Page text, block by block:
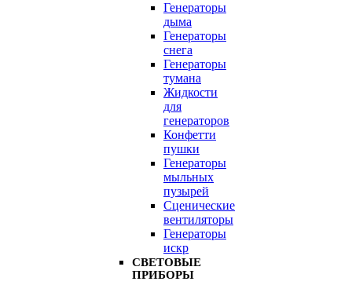
Генераторы
дыма
Генераторы
снега
Генераторы
тумана
Жидкости
для
генераторов
Конфетти
пушки
Генераторы
мыльных
пузырей
Сценические
вентиляторы
Генераторы
искр
СВЕТОВЫЕ
ПРИБОРЫ